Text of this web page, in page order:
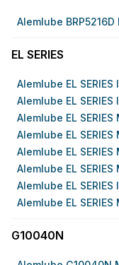
Alemlube
EL SERIES
Alemlube EL
Alemlube EL
Alemlube EL
Alemlube EL
Alemlube EL
Alemlube EL
Alemlube EL
Alemlube EL
G10040N